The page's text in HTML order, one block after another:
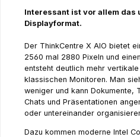
Interessant ist vor allem das
Displayformat.
Der ThinkCentre X AIO bietet
2560 mal 2880 Pixeln und
entsteht deutlich mehr
klassischen Monitoren. Man
weniger und kann Dokumente,
Chats und Präsentationen
oder untereinander
Dazu kommen moderne Intel